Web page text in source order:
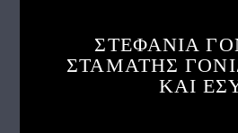
ΣΤΕΦΑΝΙΑ
ΣΤΑΜΑΤΗΣ
ΚΑΙ